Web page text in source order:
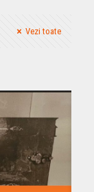
Vezi toate